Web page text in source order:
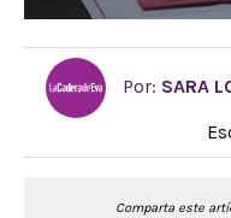
Por: SARA
Comparta este